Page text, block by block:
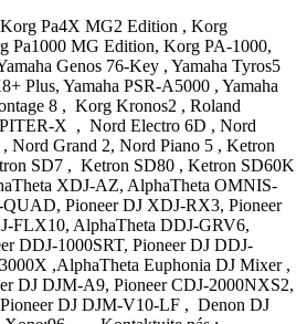
Syntezátor Yamaha MODX7+ Plus se 76 klíči == 720 EUR Yamaha MODX6+ Plus 61-klávesový syntezátor == 650 EUR Yamaha MODX8 88-klávesový syntezátor == 650 EUR Syntezátor Yamaha MODX7 76-Key == 570 EUR Yamaha MODX6 61-klávesový syntezátor == 520 EUR Yamaha MOXF6 Keyboard Workstation Syntezátor == 500 EUR Yamaha MOXF8 88-klávesová syntezátorová pracovní stanice == 580 EUR Yamaha MX88 88klávesová syntezátorová klávesnice == 530 EUR Yamaha Montage 6 - 61-klávesová pracovní stanice == 1400 EUR Yamaha Montage 7 - 76-klávesová pracovní stanice == 1500 EUR Yamaha Montage 8 - 88-klávesová pracovní stanice == 1650 EUR Syntezátor Roland AIRA SYSTEM-8 PLUG-OUT = 1000 EUR Roland FANTOM-06 76klávesová hudební pracovní stanice = 550 EUR Roland FA-07 76-klávesová hudební pracovní stanice = 650 EUR Roland FA-08 88klávesová hudební pracovní stanice = 770 EUR Roland JD-XA analogový/digitální syntezátor = 750 EUR Syntezátorová klávesnice Roland JUPITER-X = 1100 EUR Roland JUPITER-Xm Modeling Synthesizer == 550 EUR Roland Jupiter-6 - Polyfonní analogový syntezátor == 3500 EUR Roland JUPITER-4 49klávesový analogový syntezátor === 2700 EUR Polyfonní analogový syntezátor Roland Jupiter-8 === 7500 EUR Roland Fantom-G8 88-klávesový syntezátor klávesnice == 800 EUR Roland FANTOM-8 88klávesová syntezátorová klávesnice = 1700 EUR Roland FANTOM-7 76-klávesová syntezátorová klávesnice = 1550 EUR ROLAND FANTOM-6 61klávesová syntezátorová klávesnice = 1450 EUR Roland BK-5 61-klávesová podpůrná klávesnice == 500 EUR Roland E-A7 61 Key Expandable Arranger === 670 EUR Nord Electro 6D 61 61klávesová klavírní/syntetizační klávesnice === 1100 EUR Nord Electro 6D 73 73klávesová klavírní/syntetizační klávesnice === 1250 EUR Nord Electro 6 HP 73-klávesová Hammer Action Piano/Syntezátorová klávesnice == 1250 EUR Nord Stage 4 88klávesová Stage Keyboard === 2500 EUR Nord Stage 4 73-klávesová Stage Keyboard === 2400 EUR Kompaktní klávesnice Nord Stage 4 se 73 klávesami === 2300 EUR Nord Grand 2 88-klávesové stage/Studio digitální piano === 2200 EUR Nord Grand 88klávesová jevištní klávesnice === 1850 EUR Nord Piano 5 73-klávesové pódium/studio digitální piano/synt === 1500 EUR Nord Piano 5 88-klávesové pódium/studio digitální klavír/synt === 1650 EUR Analogový modelovací syntezátor Nord Lead A1 === 850 EUR Nord Wave 2 61-klávesový Wavetable a FM syntezátor === 1300 EUR Nord Electro 5D SW61 polozatížené 61klávesové digitální piano = 980 EUR Nord Electro 5D SW73 polozatížené digitální piano se 73 klávesami == 1100 EUR Ketron EVENT 61-Key Arranger Keyboard = 2100 EUR Ketron EVENT 76-Key Arranger Keyboard = 2200 EUR Ketron SD90 Arranger Module == 1100 EUR Ketron SD60 61-Key professional arranger = 2400 EUR Ketron SD9 76-key professional arranger = 1800 EUR Ketron SD7 61-Key arranger keyboard = 1450 EUR Ketron Audya 76-Key Arranger Keyboard = 1550 EUR Ketron Audya 5 61-Key Arranger Keyboard = 1400 EUR Ketron SD80 Chromatic keyboards = 2600 EUR Ketron SD60K Chromatic keyboards = 3000 EUR AlphaTheta XDJ-AZ - All-in-one-DJ-System -- 1700 EUR AlphaTheta OMNIS-DUO -All-in-one-DJ-System -- 850 EUR AlphaTheta DDJ-GRV6 DJ ovladač -- 550 EUR DJ systém Pioneer DJ XDJ-RX3 vše v jednom -- 1250 EUR DJ systém Pioneer XDJ-XZ vše v jednom --- 1300 EUR Pioneer DJ OPUS-QUAD All-in-one DJ systém -- 1500 EUR DJ ovladač Pioneer DDJ-1000 Rekordbox --- 600 EUR Pioneer DDJ-1000 SRT Serato DJ ovladač --- 650 EUR DJ ovladač Pioneer DJ DDJ-FLX10 --- 900 EUR DJ ovladač Pioneer DJ DDJ-FLX6-GT --- 380 EUR DJ ovladač Pioneer DDJ-FLX6 --- EUR 350 Pioneer DJ DDJ-REV7 Serato DJ ovladač --- 900 EUR Pioneer DJ DDJ-REV5 Serato DJ ovladač --- 550 EUR DJ ovladač Pioneer DDJ SX3 --- 450 EUR DJ ovladač Pioneer DDJ SX2 --- EUR 380 DJ ovladač Pioneer DDJ-SR2 ---- EUR 400 DJ ovladač Pioneer DDJ-800 --- 450 EUR Ovladač Pioneer DDJ-RZX --- 1100 EUR DJ ovladač Pioneer DDJ-RZ --- 700 EUR DJ ovladač Pioneer DDJ-SZ2 --- 750 EUR Multiplayer Pioneer XDJ-1000MK2 --- 650 EUR DJ systém Pioneer XDJ-RX --- 550 EUR DJ systém Pioneer XDJ-RX2 --- 700 EUR Digitální DJ systém Pioneer DJ XDJ-RR --- 550 EUR Digitální přehrávač Pioneer XDJ-700 --- 450 EUR Pioneer XDJ-1000 Multiplayer --- 400 EUR DJ SETY: Sada Pioneer DJ CDJ-2000 Nexus: 2x CDJ-2000 Nexus + 1x DJM-900-Nexus DJ-Mixus + 1x HDJ-1500-K == 1600 EUR Pioneer DJ set 1x Pioneer DJM-900NXS2 Mixer + 2x CDJ 2000 NXS2+ Hdj-2000 Mk2 sluchátka == 2500 EUR DJ set Pioneer: 2x Pioneer CDJ-2000 NXS2 White Edition + 1x Pioneer DJM-900 NXS2 White Edition == 2500 EUR Pioneer DJ CDJ-3000-White Edition (2) + 1x DJM-900NXS2-White | Limitovaná edice bílý balíček == 3500 EUR Pioneer DJ set: 2X Pioneer CDJ-3000 Multiplayer + 1x Pioneer DJM-900NXS2 DJ Mixer == 3500 EUR Pioneer DJ set: (2x) Pioneer CDJ-3000 Multiplayer + 1x Pioneer DJM-A9 DJ Mixer DJ balíček === 3900 EUR Pioneer DJ set: (2x) Pioneer CDJ-3000 Multiplayer + 1x Pioneer DJ DJM-V10-LF Mix DJ balíček === 4200 EUR DJ set Pioneer: 2X Pioneer CDJ-3000 Multiplayer + 1x DJM-V10 DJ Mixer DJ balíček == 4100 EUR Systém Pioneer DJ TOUR: 2X Pioneer CDJ-Tour1 + 1X Pioneer DJM-Tour1 systém == 3700 EUR AlphaTheta CDJ-3000X Profesionální DJ Multi-Player -- 1550 EUR Pioneer CDJ-3000 Profesionální DJ multiplayer -- 1300 EUR AlphaTheta Euphonia 4-Channel Rotary Mixer -- 1800 EUR Pioneer DJ DJM-A9 4kanálový DJ mixážní pult -- 1350 EUR Pionee